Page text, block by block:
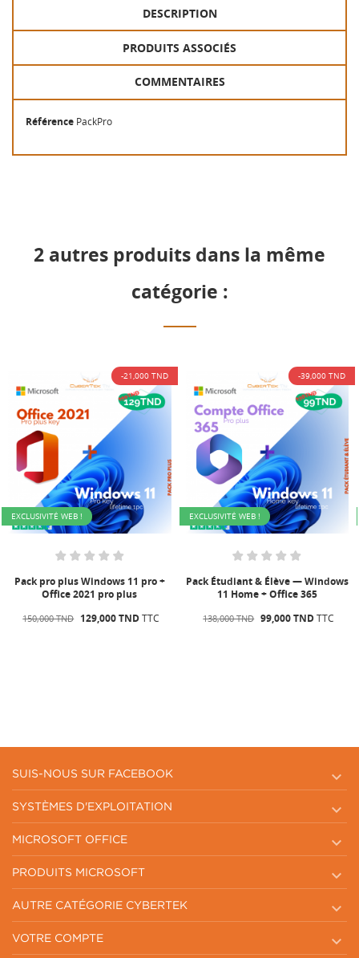
DESCRIPTION
PRODUITS ASSOCIÉS
COMMENTAIRES
Référence PackPro
2 autres produits dans la même
catégorie :
-39,000 TND
EXCLUSIVITÉ WEB !
Pack Étudiant & Élève — Windows
11 Home + Office 365
138,000 TND 99,000 TNDTTC
-21,000 TND
EXCLUSIVITÉ WEB !
Pack pro plus Windows 11 pro +
Office 2021 pro plus
150,000 TND 129,000 TNDTTC
SUIS-NOUS SUR FACEBOOK 
SYSTÈMES D'EXPLOITATION 
MICROSOFT OFFICE 
PRODUITS MICROSOFT 
AUTRE CATÉGORIE CYBERTEK 
VOTRE COMPTE 